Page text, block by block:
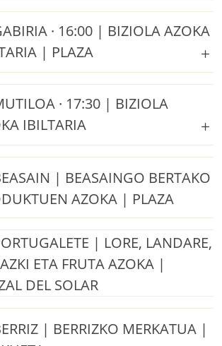
· 16:00 | BIZIOLA AZOKA
| PLAZA
· 17:30 | BIZIOLA
IBILTARIA
| BEASAINGO BERTAKO
AZOKA | PLAZA
| LORE, LANDARE,
ETA FRUTA AZOKA |
DEL SOLAR
| BERRIZKO MERKATUA |